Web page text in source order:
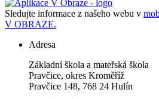
Sledujte informace z našeho webu v
V OBRAZE.
Adresa
Základní škola a mateřská škola
Pravčice, okres Kroměříž
Pravčice 148, 768 24 Hulín